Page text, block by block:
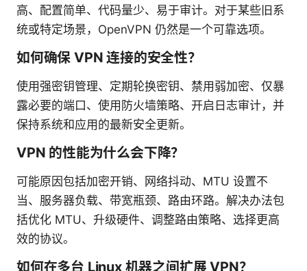
高、配置简单、代码量少、易于审计。对于某些旧系
统或特定场景，OpenVPN 仍然是一个可靠选项。
如何确保 VPN 连接的安全性？
使用强密钥管理、定期轮换密钥、禁用弱加密、仅暴
露必要的端口、使用防火墙策略、开启日志审计，并
保持系统和应用的最新安全更新。
VPN 的性能为什么会下降？
可能原因包括加密开销、网络抖动、MTU 设置不
当、服务器负载、带宽瓶颈、路由环路。解决办法包
括优化 MTU、升级硬件、调整路由策略、选择更高
效的协议。
如何在多台 Linux 机器之间扩展 VPN？